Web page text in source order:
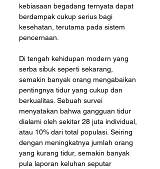
kebiasaan begadang ternyata dapat
berdampak cukup serius bagi
kesehatan, terutama pada sistem
pencernaan.
Di tengah kehidupan modern yang
serba sibuk seperti sekarang,
semakin banyak orang mengabaikan
pentingnya tidur yang cukup dan
berkualitas. Sebuah survei
menyatakan bahwa gangguan tidur
dialami oleh sekitar 28 juta individual,
atau 10% dari total populasi. Seiring
dengan meningkatnya jumlah orang
yang kurang tidur, semakin banyak
pula laporan keluhan seputar